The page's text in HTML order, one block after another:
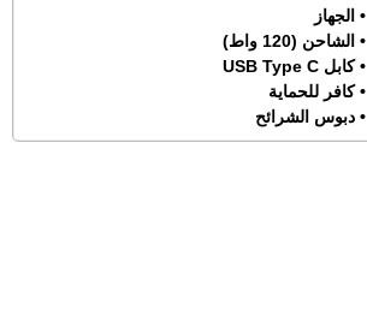
• الجهاز
• الشاحن (120 واط)
• كابل USB Type C
• كافر للحماية
• دبوس الشرائح